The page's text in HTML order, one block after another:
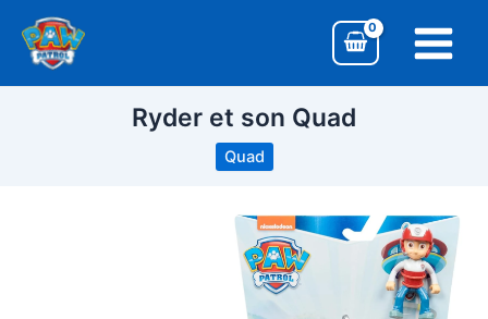
contenu
Menu
Ryder et son Quad
Quad